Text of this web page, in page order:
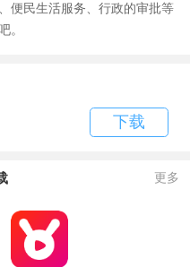
便民生活服务、行政的审批等
。
下载
更多